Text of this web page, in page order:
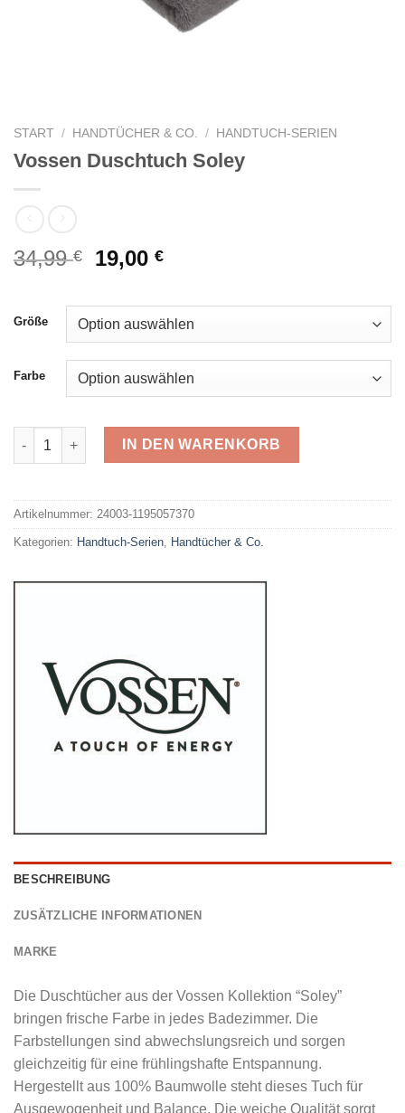
START / HANDTÜCHER & CO. / HANDTUCH-SERIEN
Vossen Duschtuch Soley
34,99€
Ursprünglicher
war:
34,99 €
19,00€Aktueller
ist:
19,00 €.
Größe
Farbe
Vossen Duschtuch Soley Menge
IN DEN WARENKORB
Artikelnummer: 24003-1195057370
Kategorien: Handtuch-Serien Handtücher & Co.
BESCHREIBUNG
ZUSÄTZLICHE INFORMATIONEN
MARKE
Die Duschtücher aus der Vossen Kollektion “Soley”
bringen frische Farbe in jedes Badezimmer. Die
Farbstellungen sind abwechslungsreich und sorgen
gleichzeitig für eine frühlingshafte Entspannung.
Hergestellt aus 100% Baumwolle steht dieses Tuch für
Ausgewogenheit und Balance. Die weiche Qualität sorgt